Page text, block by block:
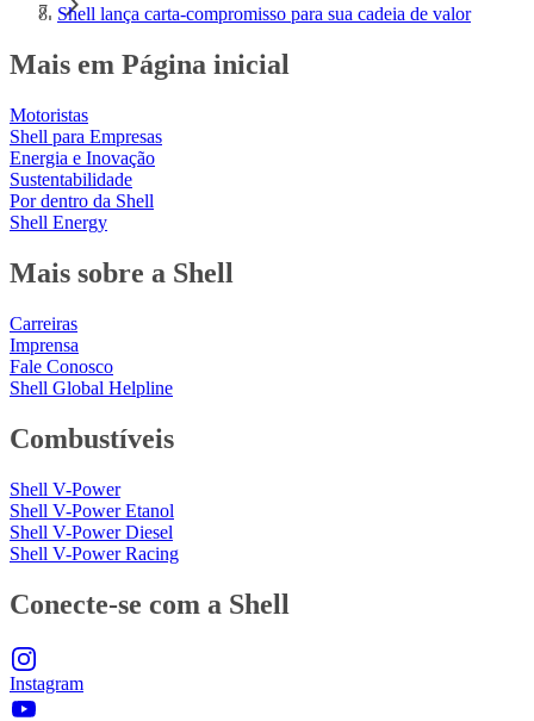
Shell lança carta-compromisso para sua cadeia de valor
Mais em Página inicial
Motoristas
Shell para Empresas
Energia e Inovação
Sustentabilidade
Por dentro da Shell
Shell Energy
Mais sobre a Shell
Carreiras
Imprensa
Fale Conosco
Shell Global Helpline
Combustíveis
Shell V-Power
Shell V-Power Etanol
Shell V-Power Diesel
Shell V-Power Racing
Conecte-se com a Shell
Instagram